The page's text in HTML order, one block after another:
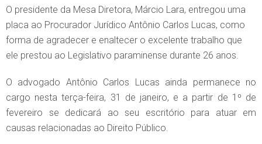
O presidente da Mesa Diretora, Márcio Lara, entregou uma
placa ao Procurador Jurídico Antônio Carlos Lucas, como
forma de agradecer e enaltecer o excelente trabalho que
ele prestou ao Legislativo paraminense durante 26 anos.
O advogado Antônio Carlos Lucas ainda permanece no
cargo nesta terça-feira, 31 de janeiro, e a partir de 1º de
fevereiro se dedicará ao seu escritório para atuar em
causas relacionadas ao Direito Público.